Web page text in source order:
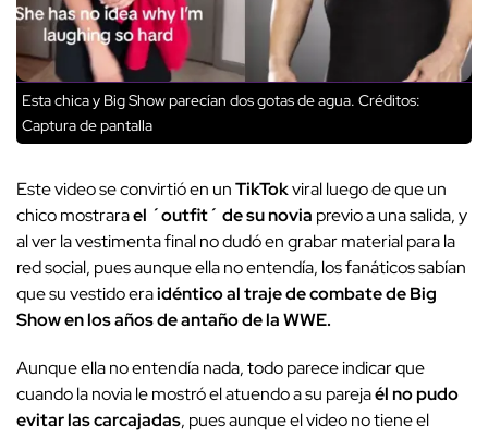
Esta chica y Big Show parecían dos gotas de agua. Créditos:
Captura de pantalla
Este video se convirtió en unTikTokviral luego de que un
chico mostrarael ´outfit´ de su novia previo a una salida, y
al ver la vestimenta final no dudó en grabar material para la
red social, pues aunque ella no entendía, los fanáticos sabían
que su vestido eraidéntico al traje de combate de Big
Show en los años de antaño de la WWE.
Aunque ella no entendía nada, todo parece indicar que
cuando la novia le mostró el atuendo a su parejaél no pudo
evitar las carcajadas, pues aunque el video no tiene el